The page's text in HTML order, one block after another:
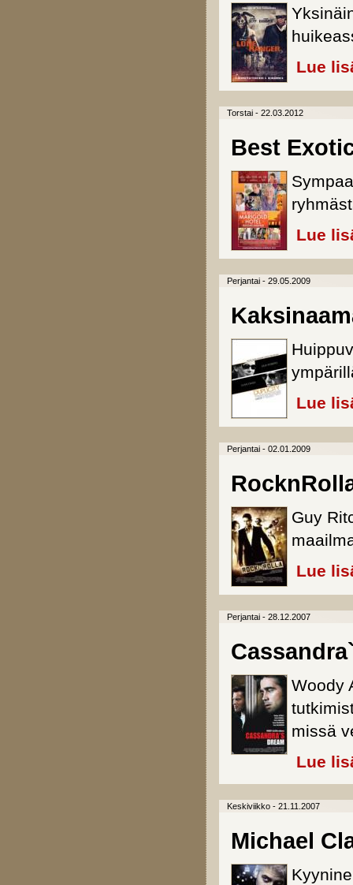
Lue
Torstai - 22.03.2012
Best
Lue
Perjantai - 29.05.2009
Lue
Perjantai - 02.01.2009
Guy
Lue
Perjantai - 28.12.2007
Woody
missä
Lue
Keskiviikko - 21.11.2007
Michael